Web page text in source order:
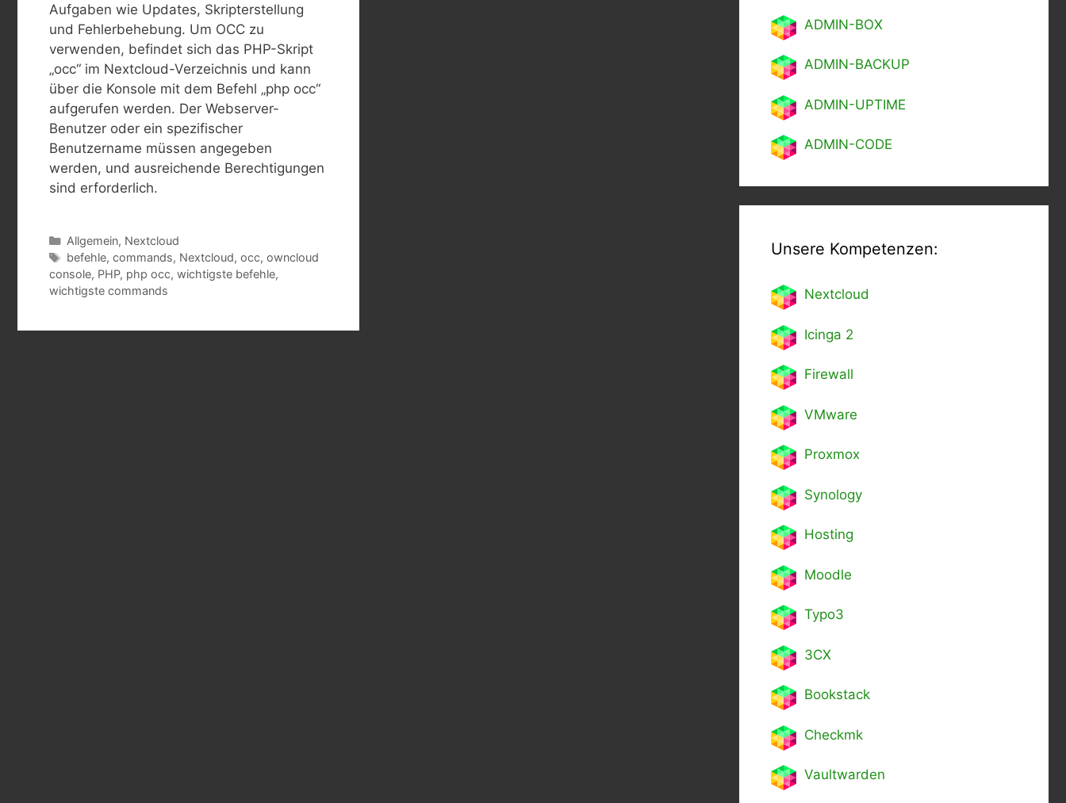
Aufgaben wie Updates, Skripterstellung
und Fehlerbehebung. Um OCC zu
verwenden, befindet sich das PHP-Skript
„occ“ im Nextcloud-Verzeichnis und kann
über die Konsole mit dem Befehl „php occ“
aufgerufen werden. Der Webserver-
Benutzer oder ein spezifischer
Benutzername müssen angegeben
werden, und ausreichende Berechtigungen
sind erforderlich.
Kategorien
Allgemein, Nextcloud
Schlagwörter
befehle, commands, Nextcloud, occ, owncloud
console, PHP, php occ, wichtigste befehle,
wichtigste commands
ADMIN-BOX
ADMIN-BACKUP
ADMIN-UPTIME
ADMIN-CODE
Unsere Kompetenzen:
Nextcloud
Icinga 2
Firewall
VMware
Proxmox
Synology
Hosting
Moodle
Typo3
3CX
Bookstack
Checkmk
Vaultwarden